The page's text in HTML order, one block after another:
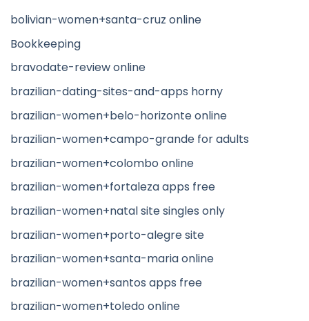
bolivian-women+santa-cruz online
Bookkeeping
bravodate-review online
brazilian-dating-sites-and-apps horny
brazilian-women+belo-horizonte online
brazilian-women+campo-grande for adults
brazilian-women+colombo online
brazilian-women+fortaleza apps free
brazilian-women+natal site singles only
brazilian-women+porto-alegre site
brazilian-women+santa-maria online
brazilian-women+santos apps free
brazilian-women+toledo online